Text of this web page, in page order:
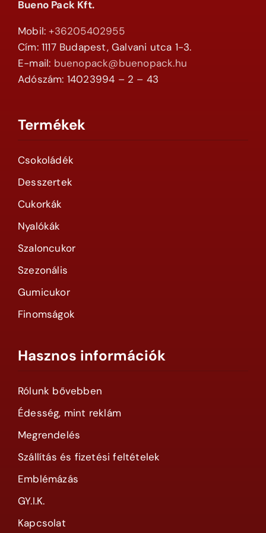
Bueno Pack Kft.
Mobil:+36205402955
Cím: 1117 Budapest, Galvani utca 1-3.
E-mail: buenopack@buenopack.hu
Adószám: 14023994 – 2 – 43
Termékek
Csokoládék
Desszertek
Cukorkák
Nyalókák
Szaloncukor
Szezonális
Gumicukor
Finomságok
Hasznos információk
Rólunk bővebben
Édesség, mint reklám
Megrendelés
Szállítás és fizetési feltételek
Emblémázás
GY.I.K.
Kapcsolat